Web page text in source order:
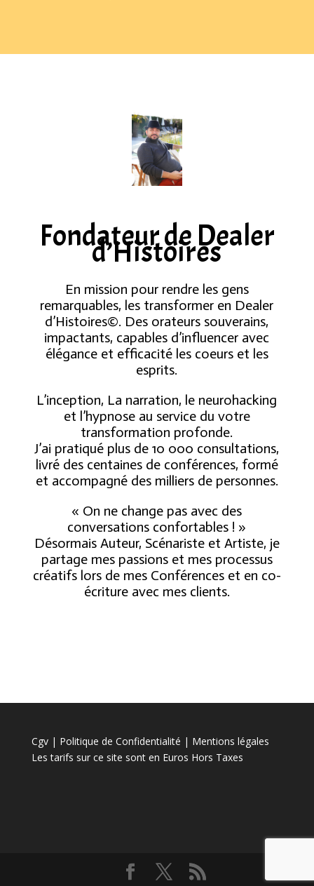
Fondateur de Dealer
d’Histoires
En mission pour rendre les gens
remarquables, les transformer en Dealer
d’Histoires©. Des orateurs souverains,
impactants, capables d’influencer avec
élégance et efficacité les coeurs et les
esprits.
L’inception, La narration, le neurohacking
et l’hypnose au service du votre
transformation profonde.
J’ai pratiqué plus de 10 000 consultations,
livré des centaines de conférences, formé
et accompagné des milliers de personnes.
« On ne change pas avec des
conversations confortables ! »
Désormais Auteur, Scénariste et Artiste, je
partage mes passions et mes processus
créatifs lors de mes Conférences et en co-
écriture avec mes clients.
Cgv| Politique de Confidentialité | Mentions légales
Les tarifs sur ce site sont en Euros Hors Taxes